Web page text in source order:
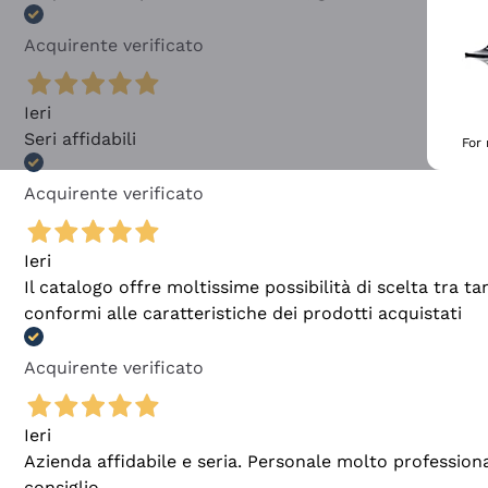
Acquirente verificato
Ieri
Seri affidabili
Acquirente verificato
Ieri
Il catalogo offre moltissime possibilità di scelta tra
conformi alle caratteristiche dei prodotti acquistati
Acquirente verificato
Ieri
Azienda affidabile e seria. Personale molto
For